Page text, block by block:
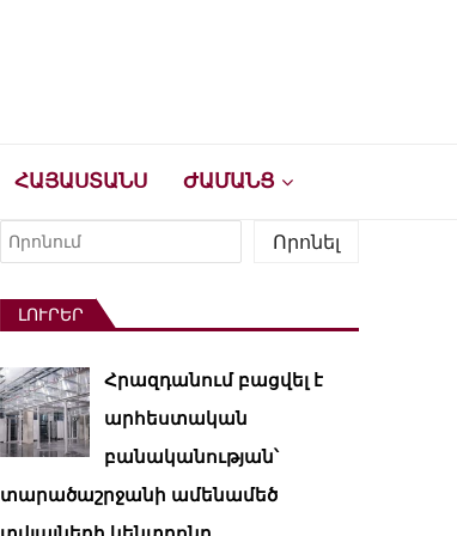
ՀԱՅԱՍՏԱՆՍ ԺԱՄԱՆՑ
Որոնել
Որոնել
ԼՈՒՐԵՐ
Հրազդանում բացվել է
արհեստական ​​
բանականության՝
տարածաշրջանի ամենամեծ